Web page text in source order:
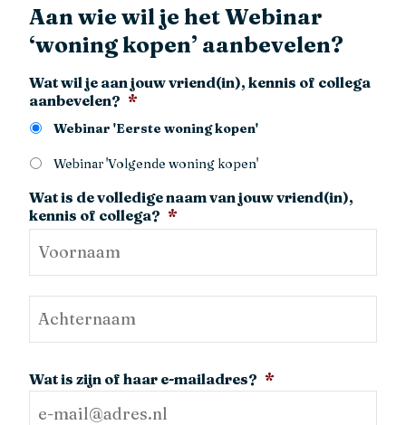
Aan wie wil je het Webinar
‘woning kopen’ aanbevelen?
Wat wil je aan jouw vriend(in), kennis of collega
aanbevelen? *
Webinar 'Eerste woning kopen'
Webinar 'Volgende woning kopen'
Wat is de volledige naam van jouw vriend(in),
kennis of collega? *
Wat is zijn of haar e-mailadres? *